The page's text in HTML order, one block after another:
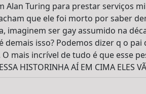
Alan Turing para prestar serviços
que ele foi morto por saber
imaginem ser gay assumido na
demais isso? Podemos dizer q o
mais incrível de tudo é que esse
HISTORINHA AÍ EM CIMA ELES